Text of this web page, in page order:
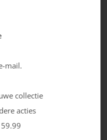
Maruti
129.99
mail.
collectie
acties